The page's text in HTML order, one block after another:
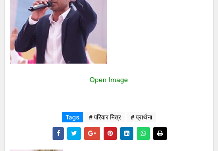
Open Image
Tags # परिवार मित्र # प्रार्थना